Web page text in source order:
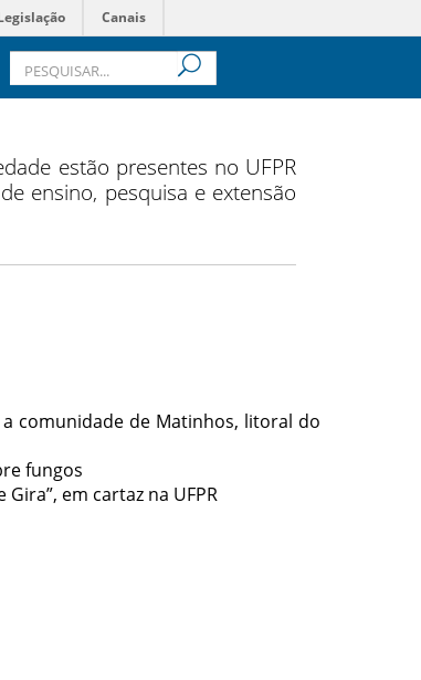
Canais
estão presentes no UFPR
ensino, pesquisa e extensão
comunidade de Matinhos, litoral do
fungos
em cartaz na UFPR